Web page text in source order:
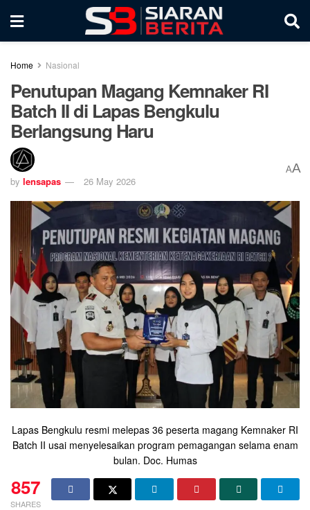
Home Nasional
Penutupan Magang Kemnaker RI
Batch II di Lapas Bengkulu
Berlangsung Haru
by lensapas 26 May 2026
AA
Lapas Bengkulu resmi melepas 36 peserta magang Kemnaker RI
Batch II usai menyelesaikan program pemagangan selama enam
bulan. Doc. Humas
857
SHARES